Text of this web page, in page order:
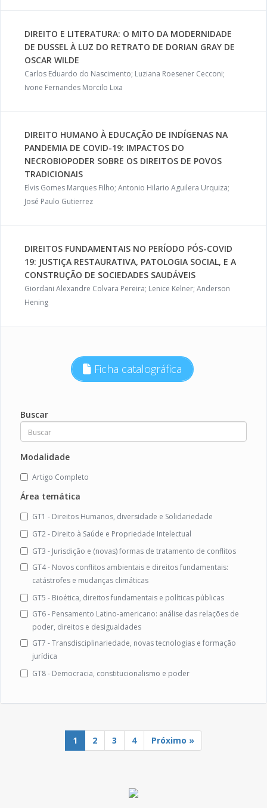
DIREITO E LITERATURA: O MITO DA MODERNIDADE
DE DUSSEL À LUZ DO RETRATO DE DORIAN GRAY DE
OSCAR WILDE
Carlos Eduardo do Nascimento; Luziana Roesener Cecconi;
Ivone Fernandes Morcilo Lixa
DIREITO HUMANO À EDUCAÇÃO DE INDÍGENAS NA
PANDEMIA DE COVID-19: IMPACTOS DO
NECROBIOPODER SOBRE OS DIREITOS DE POVOS
TRADICIONAIS
Elvis Gomes Marques Filho; Antonio Hilario Aguilera Urquiza;
José Paulo Gutierrez
DIREITOS FUNDAMENTAIS NO PERÍODO PÓS-COVID
19: JUSTIÇA RESTAURATIVA, PATOLOGIA SOCIAL, E A
CONSTRUÇÃO DE SOCIEDADES SAUDÁVEIS
Giordani Alexandre Colvara Pereira; Lenice Kelner; Anderson
Hening
Ficha catalográfica
Buscar
Modalidade
Artigo Completo
Área temática
GT1 - Direitos Humanos, diversidade e Solidariedade
GT2 - Direito à Saúde e Propriedade Intelectual
GT3 - Jurisdição e (novas) formas de tratamento de conflitos
GT4 - Novos conflitos ambientais e direitos fundamentais:
catástrofes e mudanças climáticas
GT5 - Bioética, direitos fundamentais e políticas públicas
GT6 - Pensamento Latino-americano: análise das relações de
poder, direitos e desigualdades
GT7 - Transdisciplinariedade, novas tecnologias e formação
jurídica
GT8 - Democracia, constitucionalismo e poder
1 2 3 4 Próximo »